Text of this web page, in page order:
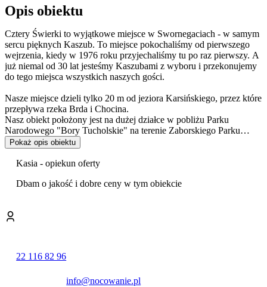
Opis obiektu
Cztery Świerki to wyjątkowe miejsce w Swornegaciach - w samym
sercu pięknych Kaszub. To miejsce pokochaliśmy od pierwszego
wejrzenia, kiedy w 1976 roku przyjechaliśmy tu po raz pierwszy. A
już niemal od 30 lat jesteśmy Kaszubami z wyboru i przekonujemy
do tego miejsca wszystkich naszych gości.
Nasze miejsce dzieli tylko 20 m od jeziora Karsińskiego, przez które
przepływa rzeka Brda i Chocina.
Nasz obiekt położony jest na dużej działce w pobliżu Parku
Narodowego "Bory Tucholskie" na terenie Zaborskiego Parku
Krajobrazowego.
Na terenie ogrodzonym do Państwa dyspozycji:
wypoczynkowym /tv-kominkowy.
kajaki (w cenie pobytu)
Pokaż opis obiektu
Kasia - opiekun oferty
Dbam o jakość i dobre ceny w tym obiekcie
22 116 82 96
info@nocowanie.pl